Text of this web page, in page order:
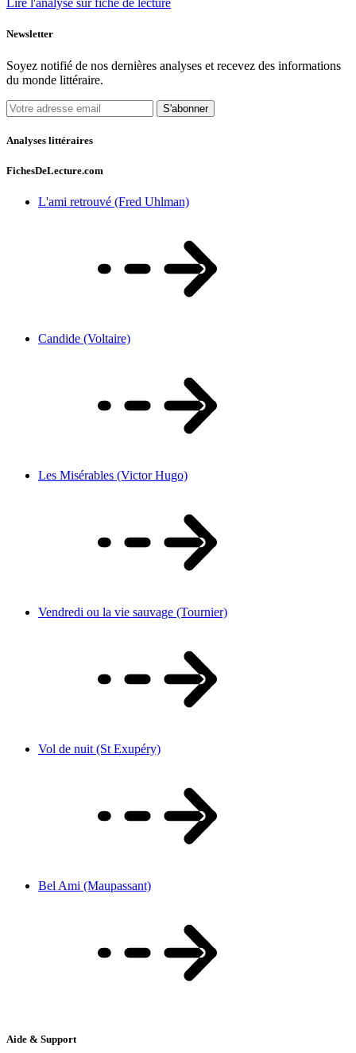
Lire l'analyse sur fiche de lecture
Newsletter
Soyez notifié de nos dernières analyses et recevez des informations
du monde littéraire.
S'abonner
Analyses littéraires
FichesDeLecture.com
L'ami retrouvé (Fred Uhlman)
Candide (Voltaire)
Les Misérables (Victor Hugo)
Vendredi ou la vie sauvage (Tournier)
Vol de nuit (St Exupéry)
Bel Ami (Maupassant)
Aide & Support